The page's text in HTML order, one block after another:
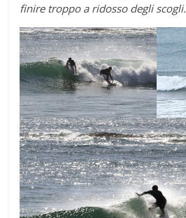
finire troppo a ridosso degli scogli.